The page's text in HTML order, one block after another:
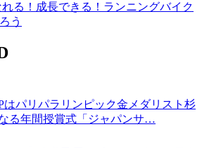
る！成長できる！ランニングバイク
う
はパリパラリンピック金メダリスト杉
る年間授賞式「ジャパンサ…